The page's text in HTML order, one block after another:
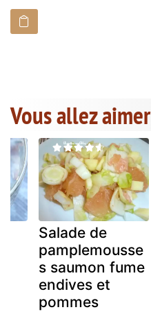
Vous allez aimer
Salade de
pamplemousse
s saumon fume
endives et
pommes